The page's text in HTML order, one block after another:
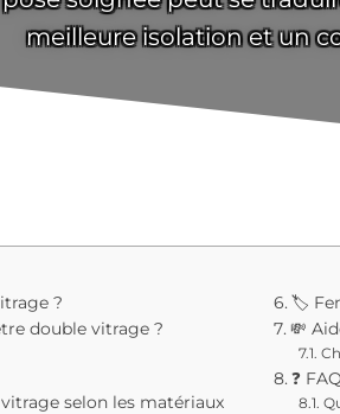
meilleure isolation et un
?
double vitrage ?
selon les matériaux
🏷️
💸
❓